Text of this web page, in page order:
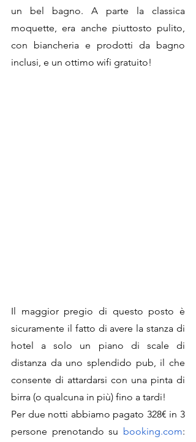
un bel bagno. A parte la classica
moquette, era anche piuttosto pulito,
con biancheria e prodotti da bagno
inclusi, e un ottimo wifi gratuito!
Il maggior pregio di questo posto è
sicuramente il fatto di avere la stanza di
hotel a solo un piano di scale di
distanza da uno splendido pub, il che
consente di attardarsi con una pinta di
birra (o qualcuna in più) fino a tardi!
Per due notti abbiamo pagato 328€ in 3
persone prenotando su booking.com: